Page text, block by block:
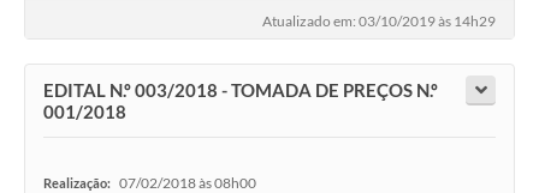
Atualizado em: 03/10/2019 às 14h29
EDITAL N.º 003/2018 - TOMADA DE PREÇOS N.º
001/2018
Realização: 07/02/2018 às 08h00